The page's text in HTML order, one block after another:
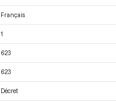
Français
1
623
623
Décret